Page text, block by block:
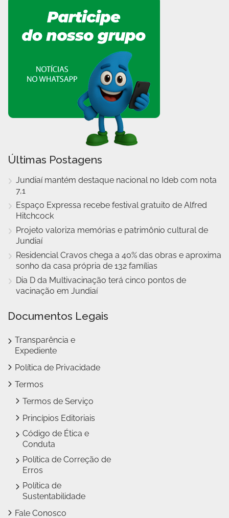
Últimas Postagens
Jundiaí mantém destaque nacional no Ideb com nota
7,1
Espaço Expressa recebe festival gratuito de Alfred
Hitchcock
Projeto valoriza memórias e patrimônio cultural de
Jundiaí
Residencial Cravos chega a 40% das obras e aproxima
sonho da casa própria de 132 famílias
Dia D da Multivacinação terá cinco pontos de
vacinação em Jundiaí
Documentos Legais
Transparência e
Expediente
Política de Privacidade
Termos
Termos de Serviço
Princípios Editoriais
Código de Ética e
Conduta
Política de Correção de
Erros
Política de
Sustentabilidade
Fale Conosco